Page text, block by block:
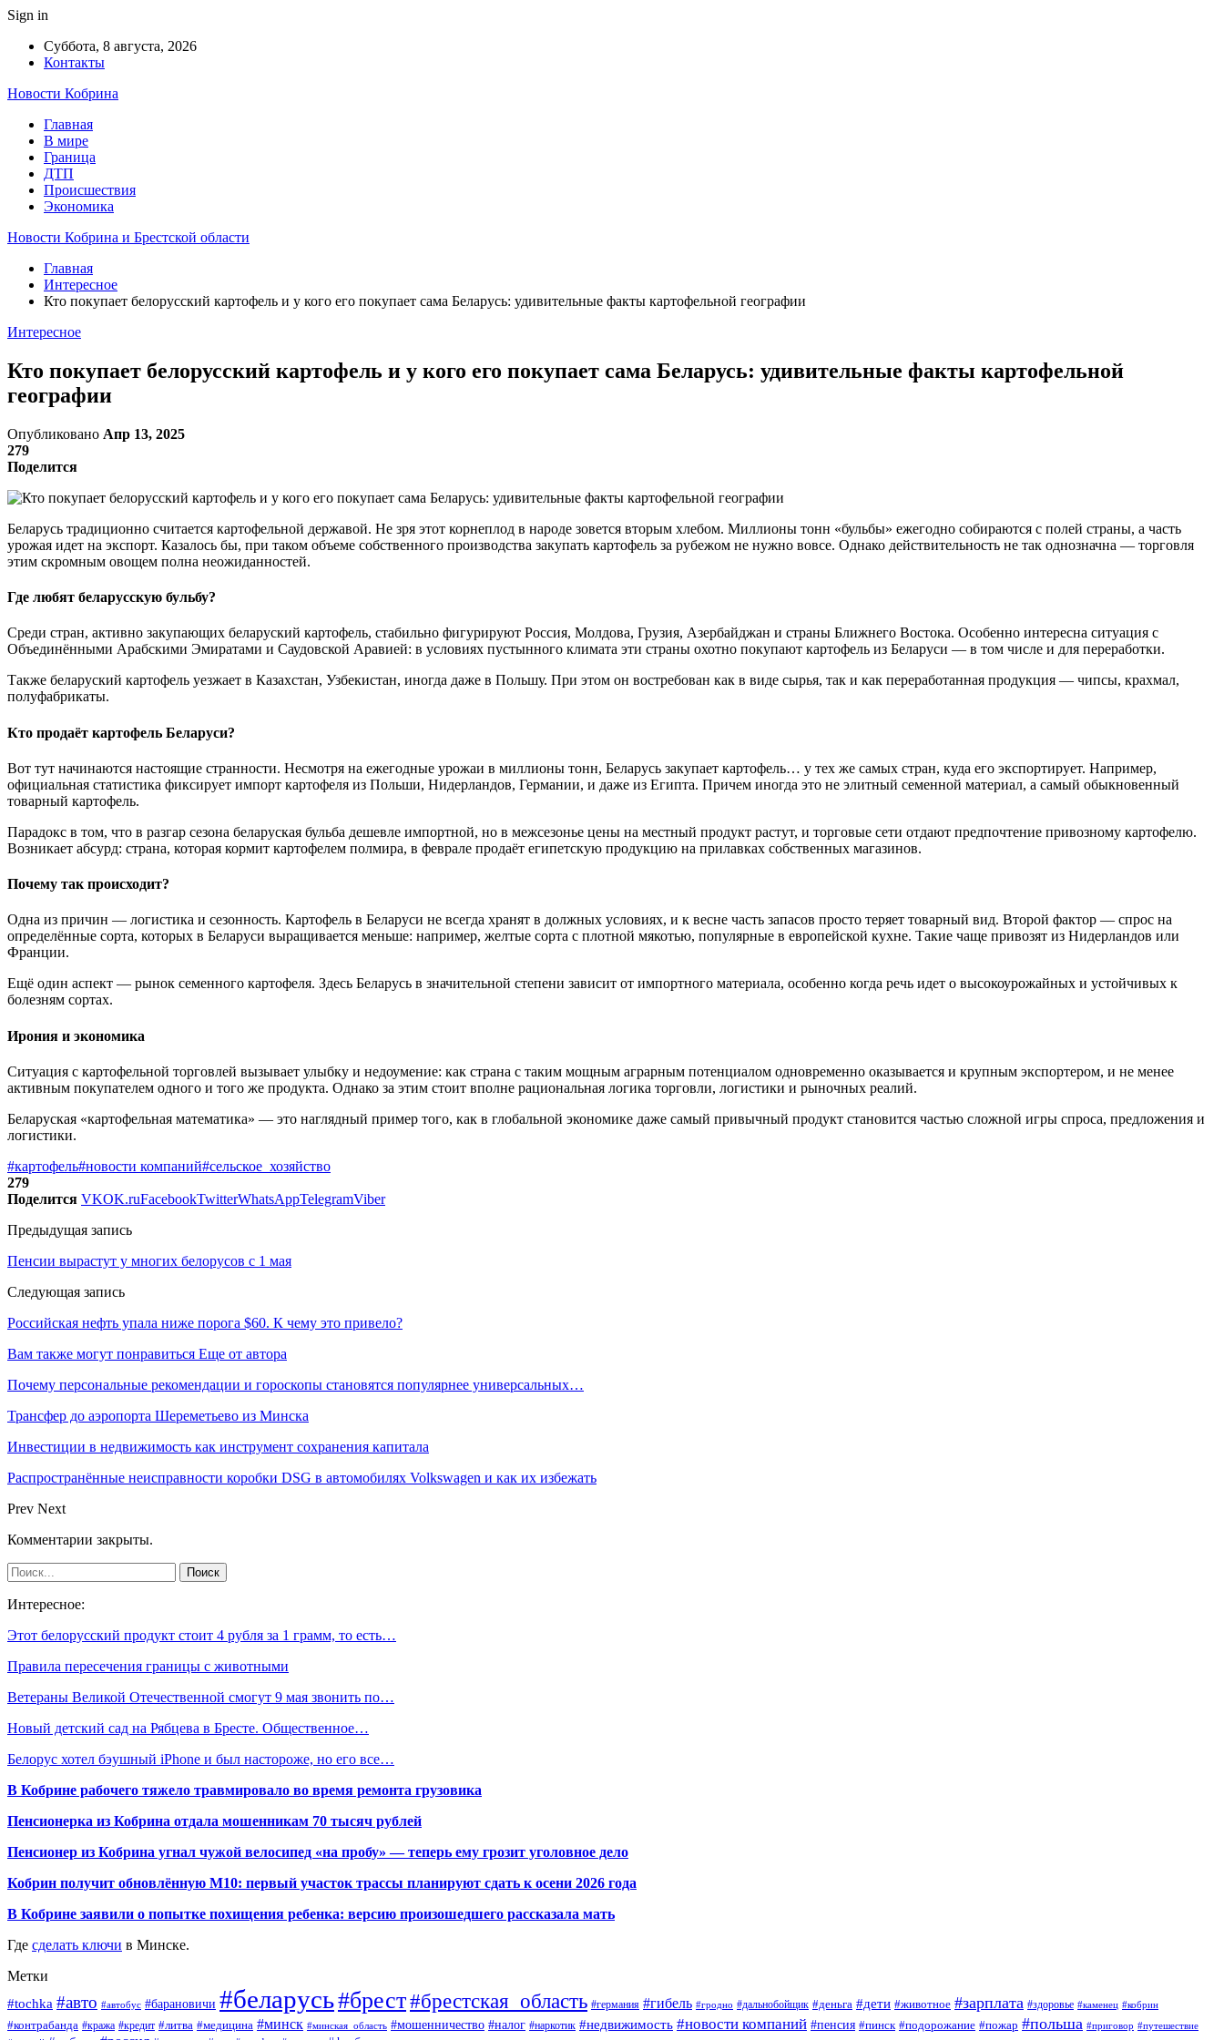
Sign in
Суббота, 8 августа, 2026
Контакты
Новости Кобрина
Главная
В мире
Граница
ДТП
Происшествия
Экономика
Новости Кобрина и Брестской области
Главная
Интересное
Кто покупает белорусский картофель и у кого его покупает сама Беларусь: удивительные факты картофельной географии
Интересное
Кто покупает белорусский картофель и у кого его покупает сама Беларусь: удивительные факты картофельной
географии
Опубликовано Апр 13, 2025
279
Поделится
Беларусь традиционно считается картофельной державой. Не зря этот корнеплод в народе зовется вторым хлебом. Миллионы тонн «бульбы» ежегодно собираются с полей страны, а часть
урожая идет на экспорт. Казалось бы, при таком объеме собственного производства закупать картофель за рубежом не нужно вовсе. Однако действительность не так однозначна — торговля
этим скромным овощем полна неожиданностей.
Где любят беларусскую бульбу?
Среди стран, активно закупающих беларуский картофель, стабильно фигурируют Россия, Молдова, Грузия, Азербайджан и страны Ближнего Востока. Особенно интересна ситуация с
Объединёнными Арабскими Эмиратами и Саудовской Аравией: в условиях пустынного климата эти страны охотно покупают картофель из Беларуси — в том числе и для переработки.
Также беларуский картофель уезжает в Казахстан, Узбекистан, иногда даже в Польшу. При этом он востребован как в виде сырья, так и как переработанная продукция — чипсы, крахмал,
полуфабрикаты.
Кто продаёт картофель Беларуси?
Вот тут начинаются настоящие странности. Несмотря на ежегодные урожаи в миллионы тонн, Беларусь закупает картофель… у тех же самых стран, куда его экспортирует. Например,
официальная статистика фиксирует импорт картофеля из Польши, Нидерландов, Германии, и даже из Египта. Причем иногда это не элитный семенной материал, а самый обыкновенный
товарный картофель.
Парадокс в том, что в разгар сезона беларуская бульба дешевле импортной, но в межсезонье цены на местный продукт растут, и торговые сети отдают предпочтение привозному картофелю.
Возникает абсурд: страна, которая кормит картофелем полмира, в феврале продаёт египетскую продукцию на прилавках собственных магазинов.
Почему так происходит?
Одна из причин — логистика и сезонность. Картофель в Беларуси не всегда хранят в должных условиях, и к весне часть запасов просто теряет товарный вид. Второй фактор — спрос на
определённые сорта, которых в Беларуси выращивается меньше: например, желтые сорта с плотной мякотью, популярные в европейской кухне. Такие чаще привозят из Нидерландов или
Франции.
Ещё один аспект — рынок семенного картофеля. Здесь Беларусь в значительной степени зависит от импортного материала, особенно когда речь идет о высокоурожайных и устойчивых к
болезням сортах.
Ирония и экономика
Ситуация с картофельной торговлей вызывает улыбку и недоумение: как страна с таким мощным аграрным потенциалом одновременно оказывается и крупным экспортером, и не менее
активным покупателем одного и того же продукта. Однако за этим стоит вполне рациональная логика торговли, логистики и рыночных реалий.
Беларуская «картофельная математика» — это наглядный пример того, как в глобальной экономике даже самый привычный продукт становится частью сложной игры спроса, предложения и
логистики.
#картофель#новости компаний#сельское_хозяйство
279
Поделится VKOK.ruFacebookTwitterWhatsAppTelegramViber
Предыдущая запись
Пенсии вырастут у многих белорусов с 1 мая
Следующая запись
Российская нефть упала ниже порога $60. К чему это привело?
Вам также могут понравиться Еще от автора
Почему персональные рекомендации и гороскопы становятся популярнее универсальных…
Трансфер до аэропорта Шереметьево из Минска
Инвестиции в недвижимость как инструмент сохранения капитала
Распространённые неисправности коробки DSG в автомобилях Volkswagen и как их избежать
Prev Next
Комментарии закрыты.
Интересное:
Этот белорусский продукт стоит 4 рубля за 1 грамм, то есть…
Правила пересечения границы с животными
Ветераны Великой Отечественной смогут 9 мая звонить по…
Новый детский сад на Рябцева в Бресте. Общественное…
Белорус хотел бэушный iPhone и был настороже, но его все…
В Кобрине рабочего тяжело травмировало во время ремонта грузовика
Пенсионерка из Кобрина отдала мошенникам 70 тысяч рублей
Пенсионер из Кобрина угнал чужой велосипед «на пробу» — теперь ему грозит уголовное дело
Кобрин получит обновлённую М10: первый участок трассы планируют сдать к осени 2026 года
В Кобрине заявили о попытке похищения ребенка: версию произошедшего рассказала мать
Где сделать ключи в Минске.
Метки
#tochka #авто #автобус #барановичи #беларусь#брест#брестская_область #германия #гибель #гродно #дальнобойщик #деньга #дети #животное #зарплата #здоровье #каменец #кобрин
#контрабанда #кража #кредит #литва #медицина #минск #минская_область #мошенничество #налог #наркотик #недвижимость #новости компаний #пенсия #пинск #подорожание #пожар #польша #приговор #путешествие